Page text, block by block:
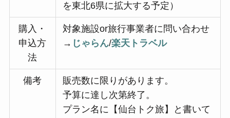
を東北6県に拡大する予定）
購入・
申込方
法
対象施設or旅行事業者に問い合わせ
→ じゃらん/楽天トラベル
備考
販売数に限りがあります。
予算に達し次第終了。
プラン名に【仙台トク旅】と書いて